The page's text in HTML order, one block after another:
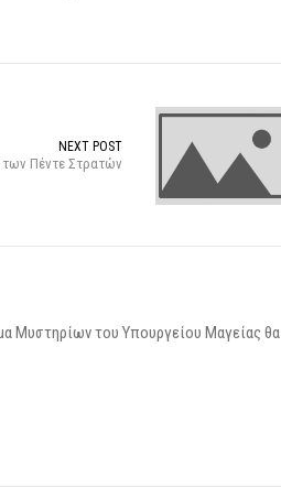
NEXT POST
Πέντε Στρατών
Μυστηρίων του Υπουργείου Μαγείας θα